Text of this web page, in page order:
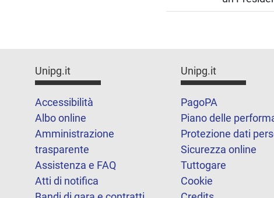
Unipg.it
Accessibilità
Albo online
Amministrazione
trasparente
Assistenza e FAQ
Atti di notifica
Unipg.it
PagoPA
Piano delle
Protezione dati
Sicurezza online
Tuttogare
Cookie